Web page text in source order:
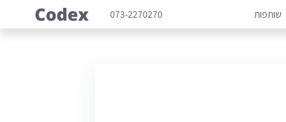
שותפות 073-2270270